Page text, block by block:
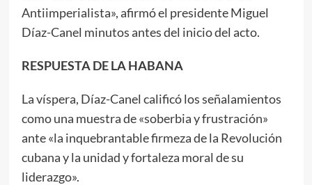
Antiimperialista», afirmó el presidente Miguel
Díaz-Canel minutos antes del inicio del acto.
RESPUESTA DE LA HABANA
La víspera, Díaz-Canel calificó los señalamientos
como una muestra de «soberbia y frustración»
ante «la inquebrantable firmeza de la Revolución
cubana y la unidad y fortaleza moral de su
liderazgo».